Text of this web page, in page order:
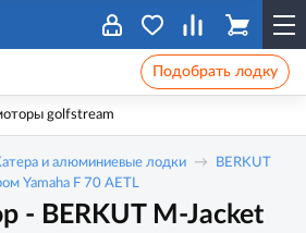
Подобрать лодку
golfstream
и алюминиевые лодки
BERKUT
Yamaha F 70 AETL
- BERKUT M-Jacket